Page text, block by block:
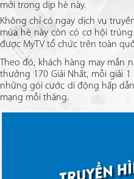
mới trong dịp hè này.
Không chỉ có ngay dịch vụ
mùa hè này còn có cơ hội
được MyTV tổ chức trên toàn
Theo đó, khách hàng may mắn
thưởng 170 Giải Nhất, mỗi giải
những gói cước di động hấp
mạng mỗi tháng.